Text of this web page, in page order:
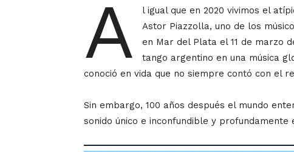
A
l igual que en 2020 vivimos el
Astor Piazzolla, uno de los
en Mar del Plata el 11 de marzo
tango argentino en una música
conoció en vida que no siempre contó con el
Sin embargo, 100 años después el mundo
sonido único e inconfundible y profundamente